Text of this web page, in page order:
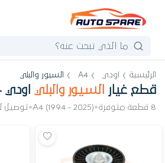
الرئيسية اودي A4 السيور والبلي
قطع غيار السيور والبلي اودي A4
8 قطعة متوفرة •
A4 (1994 - 2025)
•توصيل